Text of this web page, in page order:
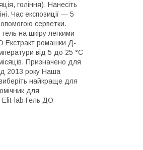
гоління). Нанесіть
Час експозиції — 5
серветки.
на шкіру легкими
Екстракт ромашки Д-
від 5 до 25 °C
Призначено для
2013 року Наша
найкраще для
для
Elit-lab Гель ДО